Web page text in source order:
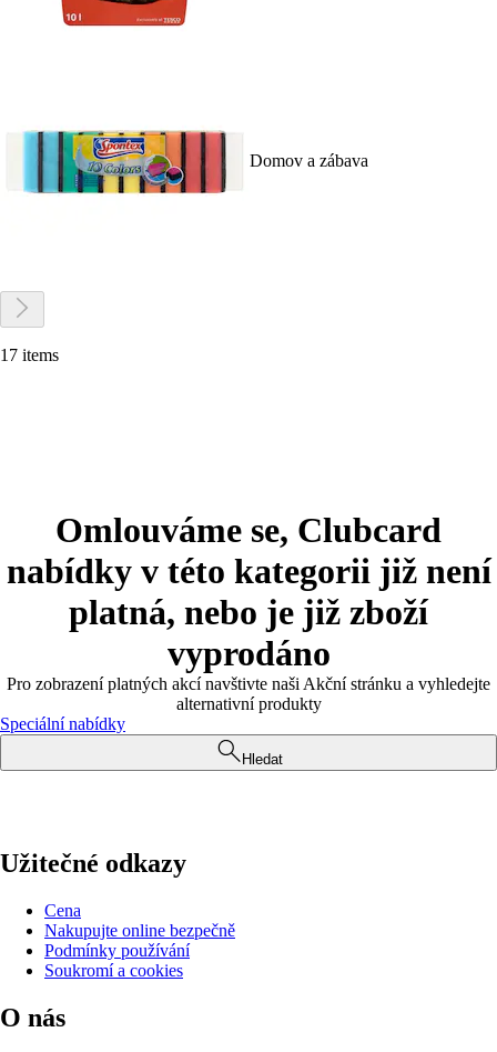
Domov a zábava
17 items
Omlouváme se, Clubcard
nabídky v této kategorii již není
platná, nebo je již zboží
vyprodáno
Pro zobrazení platných akcí navštivte naši Akční stránku a vyhledejte
alternativní produkty
Speciální nabídky
Hledat
Užitečné odkazy
Cena
Nakupujte online bezpečně
Podmínky používání
Soukromí a cookies
O nás